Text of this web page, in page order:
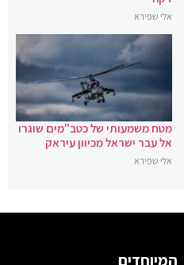
אלי שפירא
מטח משמעותי של כטב"מים שוגרו
אל עבר ישראל מכיוון עיראק
אלי שפירא
המיוחדים